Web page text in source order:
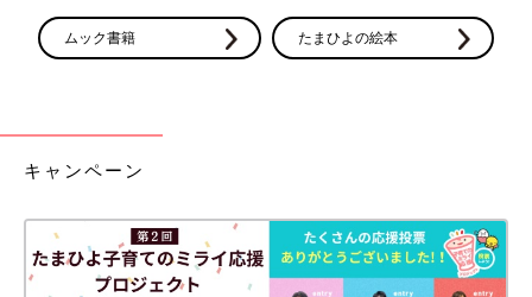
ムック書籍 たまひよの絵本
キャンペーン